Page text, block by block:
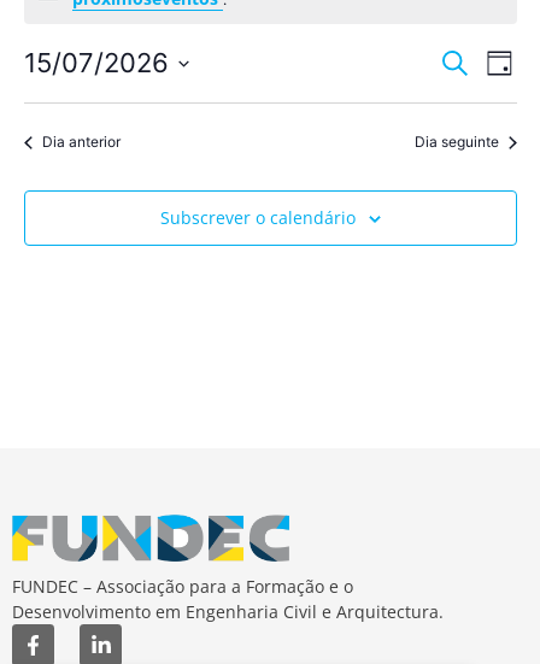
de
e
Pesquisar
de
de
Dia
15/07/2026
a
data.Dia anterior Dia seguinte
Subscrever o calendário
FUNDEC – Associação para a Formação e o
Desenvolvimento em Engenharia Civil e Arquitectura.